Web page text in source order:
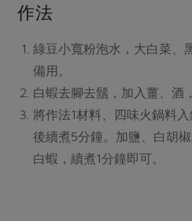
優惠專區
素食專區
樂齡友善
社務會議
活動報下載
作法
綠豆小寬粉泡水，大白菜、
備用。
白蝦去腳去鬚，加入薑、酒
將作法1材料、四味火鍋料
後續煮5分鐘。加鹽、白胡
白蝦，續煮1分鐘即可。